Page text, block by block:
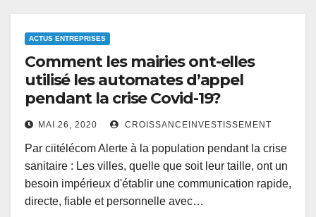
ACTUS ENTREPRISES
Comment les mairies ont-elles
utilisé les automates d’appel
pendant la crise Covid-19?
MAI 26, 2020 CROISSANCEINVESTISSEMENT
Par ciitélécom Alerte à la population pendant la crise
sanitaire : Les villes, quelle que soit leur taille, ont un
besoin impérieux d'établir une communication rapide,
directe, fiable et personnelle avec…